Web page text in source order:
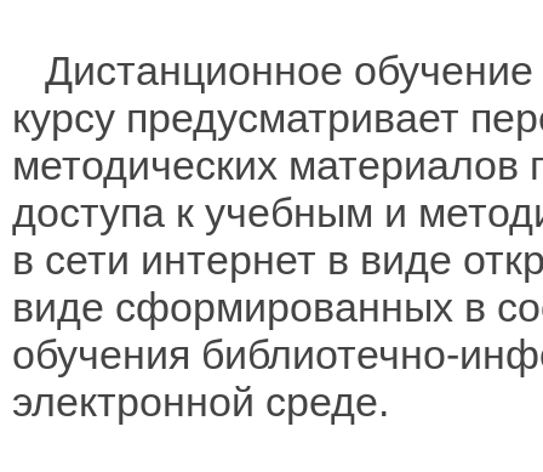
Дистанционное
курсу предусматривает
методических материалов
доступа к учебным и
в сети интернет в виде
виде сформированных в
обучения библиотечно-
электронной среде.